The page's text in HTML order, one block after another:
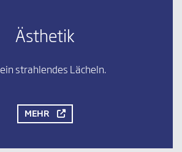
Ästhetik
ein strahlendes Lächeln.
MEHR